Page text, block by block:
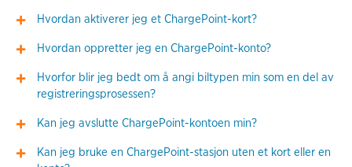
Hvordan aktiverer jeg et ChargePoint-kort?
Hvordan oppretter jeg en ChargePoint-konto?
Hvorfor blir jeg bedt om å angi biltypen min som en del av
registreringsprosessen?
Kan jeg avslutte ChargePoint-kontoen min?
Kan jeg bruke en ChargePoint-stasjon uten et kort eller en